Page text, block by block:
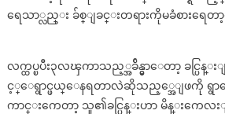
ရေသာ္လည္း ခ်စ္ျခင္းတရားကိုမခံစားရေ
လက္ထပ္ၿပီး၃လၾကာသည့္အခ်ိန္မွာေတာ့ ခင္ပြ
င့္ေရွာင္ဖယ္ေနရတာလဲဆိုသည့္အေျဖကို ရွာ
ကာင္းကေတာ့ သူ၏ခင္ပြန္းဟာ မိန္းကေလ